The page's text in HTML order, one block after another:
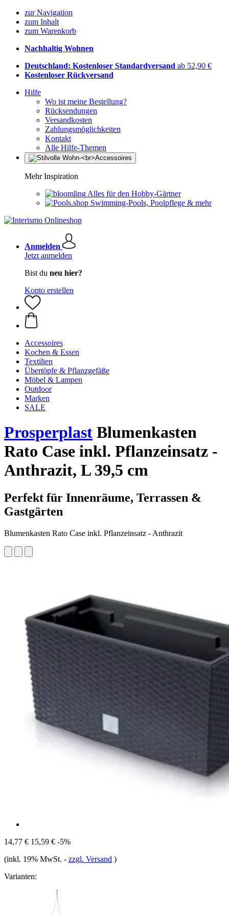
zur Navigation
zum Inhalt
zum Warenkorb
Nachhaltig Wohnen
Deutschland: Kostenloser Standardversand ab 52,90 €
Kostenloser Rückversand
Hilfe
Wo ist meine Bestellung?
Rücksendungen
Versandkosten
Zahlungsmöglichkeiten
Kontakt
Alle Hilfe-Themen
Mehr Inspiration
Alles für den Hobby-Gärtner
Swimming-Pools, Poolpflege & mehr
Anmelden
Jetzt anmelden
Bist du neu hier?
Konto erstellen
Accessoires
Kochen & Essen
Textilien
Übertöpfe & Pflanzgefäße
Möbel & Lampen
Outdoor
Marken
SALE
Prosperplast Blumenkasten
Rato Case inkl. Pflanzeinsatz -
Anthrazit, L 39,5 cm
Perfekt für Innenräume, Terrassen &
Gastgärten
Blumenkasten Rato Case inkl. Pflanzeinsatz - Anthrazit
14,77 € 15,59 € -5%
(inkl. 19% MwSt. - zzgl. Versand )
Varianten: